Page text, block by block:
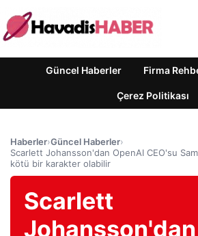
Güncel Haberler Firma
Çerez Politikası
Haberler›Güncel Haberler›
Scarlett Johansson'dan OpenAI CEO'su
kötü bir karakter olabilir
Scarlett
Johansson'dan